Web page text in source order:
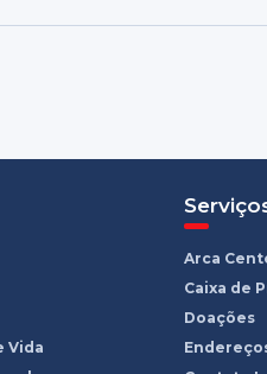
Vida
Arca
Caixa de
Doações